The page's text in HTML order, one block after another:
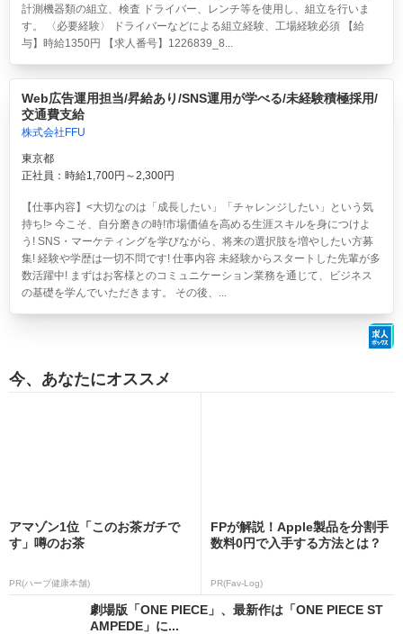
計測機器類の組立、検査 ドライバー、レンチ等を使用し、組立を行いま
す。 〈必要経験〉 ドライバーなどによる組立経験、工場経験必須 【給
与】時給1350円 【求人番号】1226839_8...
Web広告運用担当/昇給あり/SNS運用が学べる/未経験積極採用/
交通費支給
株式会社FFU
東京都
正社員：時給1,700円～2,300円
【仕事内容】<大切なのは「成長したい」「チャレンジしたい」という気
持ち!> 今こそ、自分磨きの時!市場価値を高める生涯スキルを身につけよ
う! SNS・マーケティングを学びながら、将来の選択肢を増やしたい方募
集! 経験や学歴は一切不問です! 仕事内容 未経験からスタートした先輩が多
数活躍中! まずはお客様とのコミュニケーション業務を通じて、ビジネス
の基礎を学んでいただきます。 その後、...
今、あなたにオススメ
アマゾン1位「このお茶ガチで
す」噂のお茶
PR(ハーブ健康本舗)
FPが解説！Apple製品を分割手
数料0円で入手する方法とは？
PR(Fav-Log)
劇場版「ONE PIECE」、最新作は「ONE PIECE ST
AMPEDE」に...